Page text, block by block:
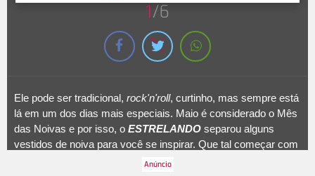
1/6
Ele pode ser tradicional, rock'n'roll, curtinho, mas sempre está
lá em um dos dias mais especiais. Maio é considerado o Mês
das Noivas e por isso, o ESTRELANDO separou alguns
vestidos de noiva para você se inspirar. Que tal começar com
único usado por Viih Tube na comemoração dela e